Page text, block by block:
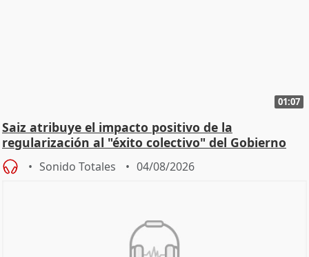
01:07
Saiz atribuye el impacto positivo de la
regularización al "éxito colectivo" del Gobierno
Sonido Totales 04/08/2026